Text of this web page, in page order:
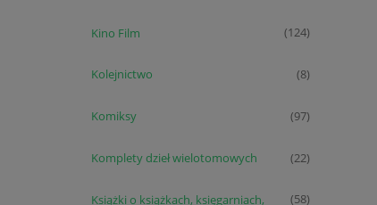
Kino Film (124)
Kolejnictwo (8)
Komiksy (97)
Komplety dzieł wielotomowych (22)
Książki o książkach, księgarniach, (58)